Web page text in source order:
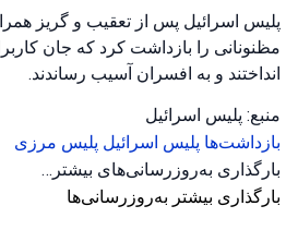
پلیس اسرائیل پس از تعقیب و گریز همراه
مظنونانی را بازداشت کرد که جان
انداختند و به افسران آسیب رساندند.
منبع: پلیس اسرائیل
بازداشت‌ها پلیس اسرائیل پلیس مرزی
تروریسم • آگوست 5, 2026 at 4:20 ب.ظ
ارتش اسرائیل حزب‌الله را